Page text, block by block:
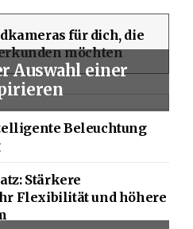
für dich, die
möchten
Auswahl einer
Beleuchtung
Stärkere
Flexibilität und höhere